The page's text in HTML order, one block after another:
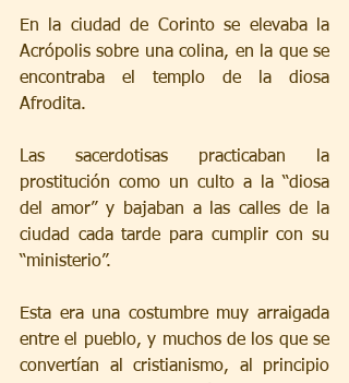
En la ciudad de Corinto se elevaba la
Acrópolis sobre una colina, en la que se
encontraba el templo de la diosa
Afrodita.
Las sacerdotisas practicaban la
prostitución como un culto a la “diosa
del amor” y bajaban a las calles de la
ciudad cada tarde para cumplir con su
“ministerio”.
Esta era una costumbre muy arraigada
entre el pueblo, y muchos de los que se
convertían al cristianismo, al principio